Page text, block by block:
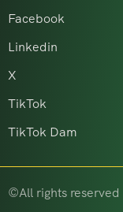
Facebook
Linkedin
X
TikTok
TikTok Dam
©All rights reserved